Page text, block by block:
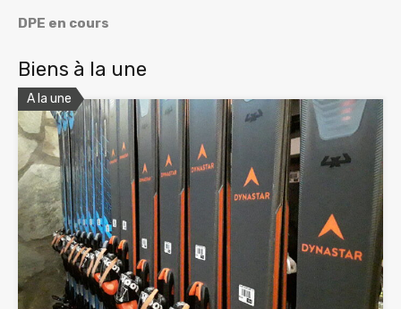
DPE en cours
Biens à la une
A la une